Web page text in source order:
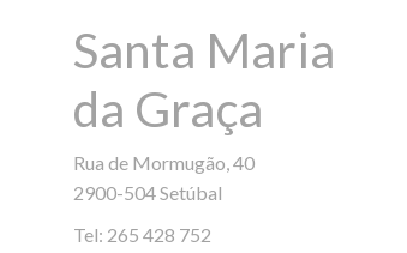
Santa Maria
da Graça
Rua de Mormugão, 40
2900-504 Setúbal
Tel: 265 428 752